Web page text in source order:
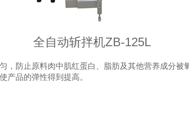
全自动斩拌机ZB-125L
，防止原料肉中肌红蛋白、脂肪及其他营养成分
产品的弹性得到提高。